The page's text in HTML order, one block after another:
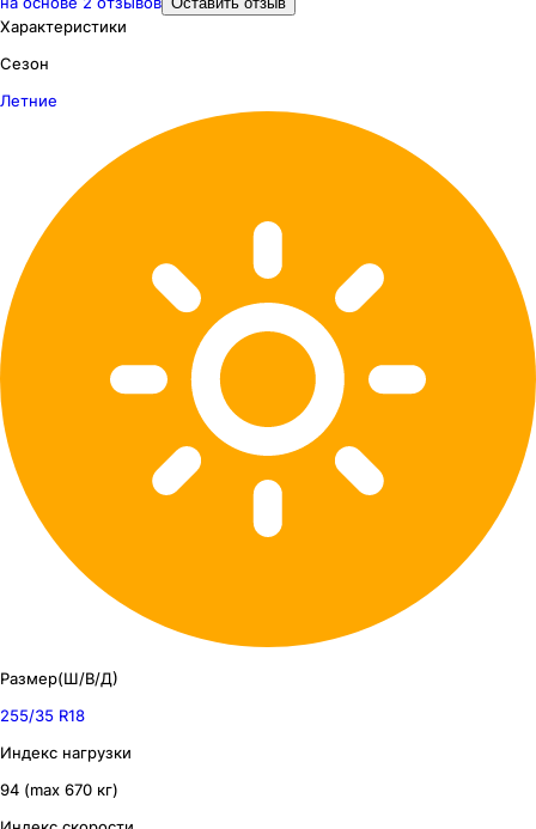
Характеристики
Сезон
Летние
Размер(Ш/В/Д)
255/35 R18
Индекс нагрузки
94 (max 670 кг)